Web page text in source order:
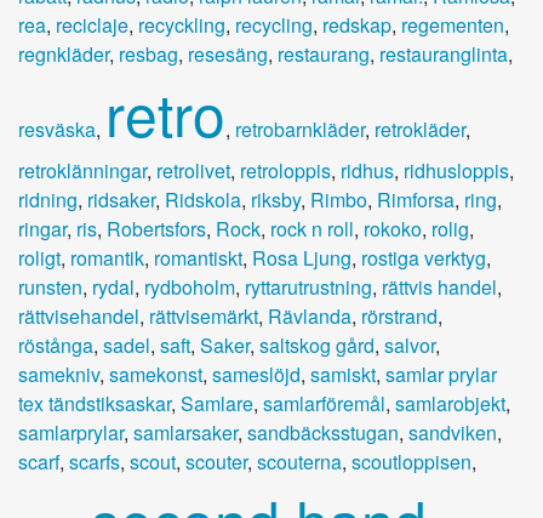
rea, reciclaje, recyckling, recycling, redskap, regementen,
regnkläder, resbag, resesäng, restaurang, restauranglinta,
resväska, retro, retrobarnkläder, retrokläder,
retroklänningar, retrolivet, retroloppis, ridhus, ridhusloppis,
ridning, ridsaker, Ridskola, riksby, Rimbo, Rimforsa, ring,
ringar, ris, Robertsfors, Rock, rock n roll, rokoko, rolig,
roligt, romantik, romantiskt, Rosa Ljung, rostiga verktyg,
runsten, rydal, rydboholm, ryttarutrustning, rättvis handel,
rättvisehandel, rättvisemärkt, Rävlanda, rörstrand,
röstånga, sadel, saft, Saker, saltskog gård, salvor,
samekniv, samekonst, sameslöjd, samiskt, samlar prylar
tex tändstiksaskar, Samlare, samlarföremål, samlarobjekt,
samlarprylar, samlarsaker, sandbäcksstugan, sandviken,
scarf, scarfs, scout, scouter, scouterna, scoutloppisen,